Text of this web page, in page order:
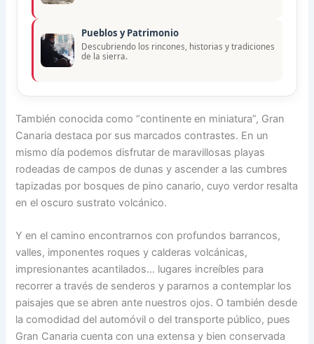
Pueblos y Patrimonio
Descubriendo los rincones, historias y tradiciones
de la sierra.
También conocida como “continente en miniatura”, Gran
Canaria destaca por sus marcados contrastes. En un
mismo día podemos disfrutar de maravillosas playas
rodeadas de campos de dunas y ascender a las cumbres
tapizadas por bosques de pino canario, cuyo verdor resalta
en el oscuro sustrato volcánico.
Y en el camino encontrarnos con profundos barrancos,
valles, imponentes roques y calderas volcánicas,
impresionantes acantilados… lugares increíbles para
recorrer a través de senderos y pararnos a contemplar los
paisajes que se abren ante nuestros ojos. O también desde
la comodidad del automóvil o del transporte público, pues
Gran Canaria cuenta con una extensa y bien conservada